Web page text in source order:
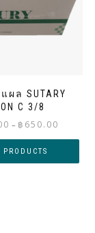
ผล SUTARY
C 3/8
– ฿ 650.00
range:
through